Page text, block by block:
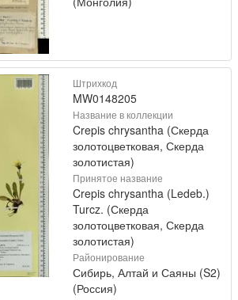
Штрихкод
MW0148205
Название в коллекции
Crepis chrysantha (Скерда
золотоцветковая, Скерда
золотистая)
Принятое название
Crepis chrysantha (Ledeb.)
Turcz. (Скерда
золотоцветковая, Скерда
золотистая)
Районирование
Сибирь, Алтай и Саяны (S2)
(Россия)